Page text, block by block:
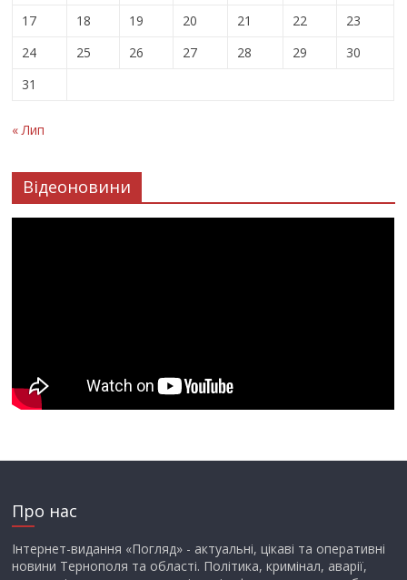
17
18 19 20 21 22
23
24
25 26 27 28 29
30
31
« Лип
Відеоновини
Про нас
Інтернет-видання «Погляд» - актуальні, цікаві та оперативні
новини Тернополя та області. Політика, кримінал, аварії,